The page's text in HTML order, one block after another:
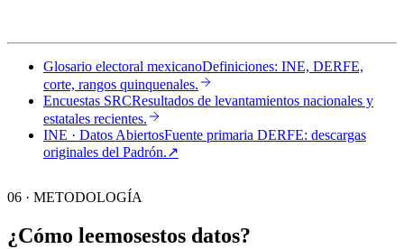
Glosario electoral mexicanoDefiniciones: INE, DERFE,
corte, rangos quinquenales.
Encuestas SRCResultados de levantamientos nacionales y
estatales recientes.
INE · Datos AbiertosFuente primaria DERFE: descargas
originales del Padrón.↗︎
06 · METODOLOGÍA
¿Cómo leemosestos datos?